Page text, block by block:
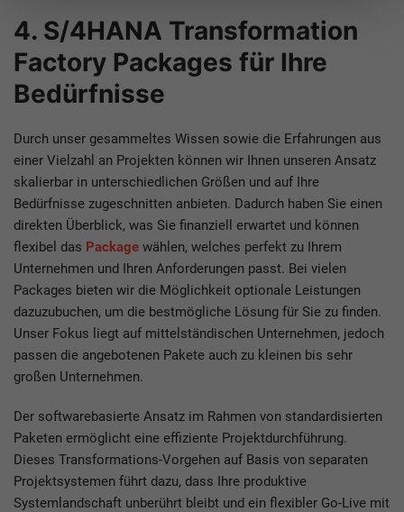
4. S/4HANA Transformation
Factory Packages für Ihre
Bedürfnisse
Durch unser gesammeltes Wissen sowie die Erfahrungen aus
einer Vielzahl an Projekten können wir Ihnen unseren Ansatz
skalierbar in unterschiedlichen Größen und auf Ihre
Bedürfnisse zugeschnitten anbieten. Dadurch haben Sie einen
direkten Überblick, was Sie finanziell erwartet und können
flexibel das Package wählen, welches perfekt zu Ihrem
Unternehmen und Ihren Anforderungen passt. Bei vielen
Packages bieten wir die Möglichkeit optionale Leistungen
dazuzubuchen, um die bestmögliche Lösung für Sie zu finden.
Unser Fokus liegt auf mittelständischen Unternehmen, jedoch
passen die angebotenen Pakete auch zu kleinen bis sehr
großen Unternehmen.
Der softwarebasierte Ansatz im Rahmen von standardisierten
Paketen ermöglicht eine effiziente Projektdurchführung.
Dieses Transformations-Vorgehen auf Basis von separaten
Projektsystemen führt dazu, dass Ihre produktive
Systemlandschaft unberührt bleibt und ein flexibler Go-Live mit